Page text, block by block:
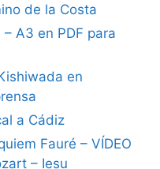
de la Costa
A3 en PDF para
en
a Cádiz
Fauré – VÍDEO
– Iesu